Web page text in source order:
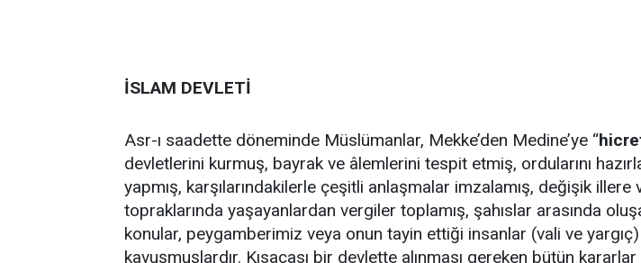
İSLAM DEVLETİ
Asr-ı saadette döneminde Müslümanlar, Mekke’den Medine’ye “
devletlerini kurmuş, bayrak ve âlemlerini tespit etmiş, ordularını
yapmış, karşılarındakilerle çeşitli anlaşmalar imzalamış, değişik illere
topraklarında yaşayanlardan vergiler toplamış, şahıslar arasında
konular, peygamberimiz veya onun tayin ettiği insanlar (vali ve
kavuşmuşlardır. Kısacası bir devlette alınması gereken bütün kararlar